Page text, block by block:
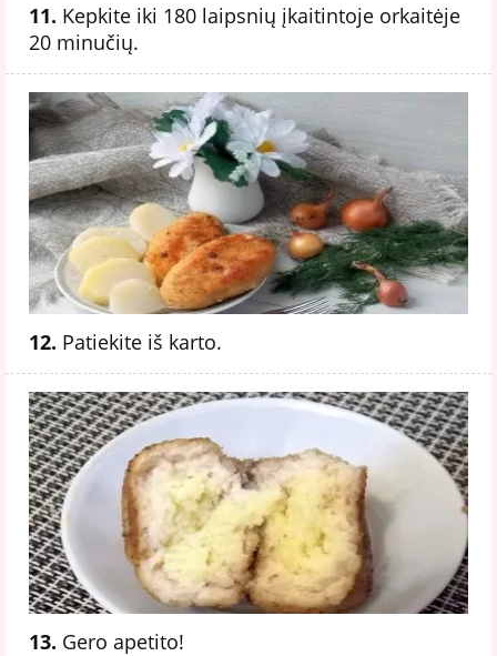
11. Kepkite iki 180 laipsnių įkaitintoje orkaitėje
20 minučių.
12. Patiekite iš karto.
13. Gero apetito!